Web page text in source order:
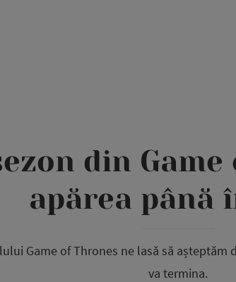
din Game
apărea până
Game of Thrones ne lasă să așteptăm
va termina.